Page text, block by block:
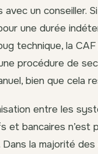
avec un conseiller.
une durée
technique, la
procédure de
bien que cela
entre les
et bancaires n’est
la majorité des